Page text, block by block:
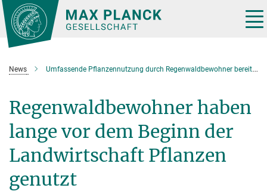
Hauptinhalt
News Umfassende Pflanzennutzung durch Regenwaldbewohner bereits lange vor dem Beginn der Landwirtschaft
Regenwaldbewohner haben
lange vor dem Beginn der
Landwirtschaft Pflanzen
genutzt